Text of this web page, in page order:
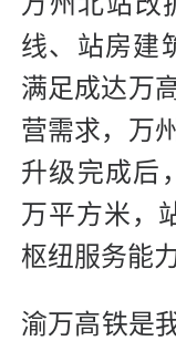
线、站房建
满足成达万
营需求，万
升级完成后
万平方米，
枢纽服务能
渝万高铁是